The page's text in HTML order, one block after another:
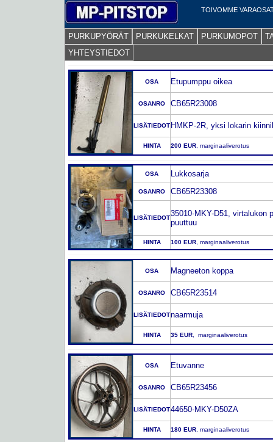
TOIVOMME
PURKUPYÖRÄT PURKUKELKAT PURKUMOPOT
YHTEYSTIEDOT
OSA Etupumppu oikea
OSANRO CB65R23008
LISÄTIEDOT HMKP-2R, yksi lokarin
HINTA 200 EUR , marginaaliverotus
OSA Lukkosarja
OSANRO CB65R23308
LISÄTIEDOT35010-MKY-D51, virtalukon
puuttuu
HINTA 100 EUR , marginaaliverotus
OSA Magneeton koppa
OSANRO CB65R23514
LISÄTIEDOTnaarmuja
HINTA 35 EUR , marginaaliverotus
OSA Etuvanne
OSANRO CB65R23456
LISÄTIEDOT44650-MKY-D50ZA
HINTA 180 EUR , marginaaliverotus